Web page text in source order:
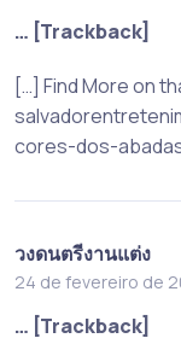
… [Trackback]
[…] Find More on
cores-dos-
วงดนตรีงานแต่ง
24 de fevereiro de
… [Trackback]